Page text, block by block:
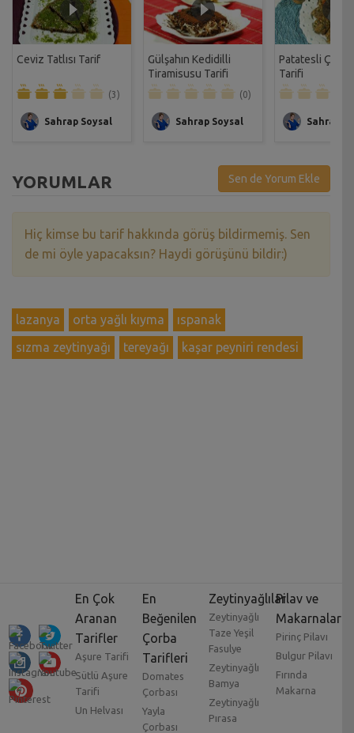
Ceviz Tatlısı Tarif
(3)
Sahrap Soysal
Gülşahın Kedidilli
Tiramisusu Tarifi
(0)
Sahrap Soysal
Patatesli Çıtır
Tarifi
Sahrap
YORUMLAR Sen de Yorum Ekle
Hiç kimse bu tarif hakkında görüş bildirmemiş. Sen
de mi öyle yapacaksın? Haydi görüşünü bildir:)
lazanya orta yağlı kıyma
ıspanak
sızma zeytinyağı
tereyağı kaşar peyniri rendesi
En Çok
Aranan
Tarifler
Aşure Tarifi
Sütlü Aşure
Tarifi
Un Helvası
En
Beğenilen
Çorba
Tarifleri
Domates
Çorbası
Yayla
Çorbası
Zeytinyağlılar
Zeytinyağlı
Taze Yeşil
Fasulye
Zeytinyağlı
Bamya
Zeytinyağlı
Pırasa
Pilav ve
Makarnalar
Pirinç Pilavı
Bulgur Pilavı
Fırında
Makarna